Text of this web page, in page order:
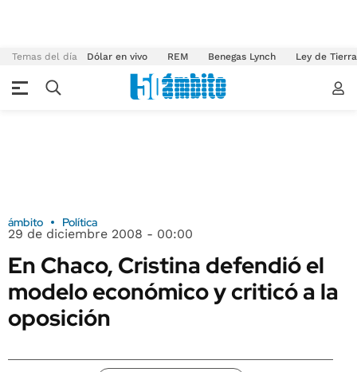
Temas del día Dólar en vivo REM Benegas Lynch Ley de
ámbito Política
29 de diciembre 2008 - 00:00
En Chaco, Cristina defendió el
modelo económico y criticó a la
oposición